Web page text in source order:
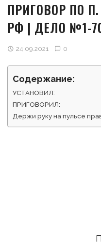
ПРИГОВОР ПО П.
РФ | ДЕЛО №1-
24.09.2021 0
Содержание:
УСТАНОВИЛ:
ПРИГОВОРИЛ:
Держи руку на пульсе